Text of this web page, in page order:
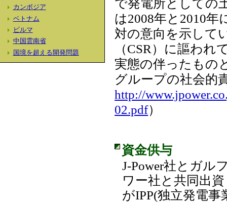
カンボジア
ベトナム
ビルマ
中国雲南省
国境を超える開発問題
で発電所としての
は2008年と2010年
対の意向を示して
（CSR）に謳わ
実態の伴ったもの
グループの社会的
http://
02.pdf）
資金供与
J-Power社とガル
ワー社と共同出
がIPP(独立発電